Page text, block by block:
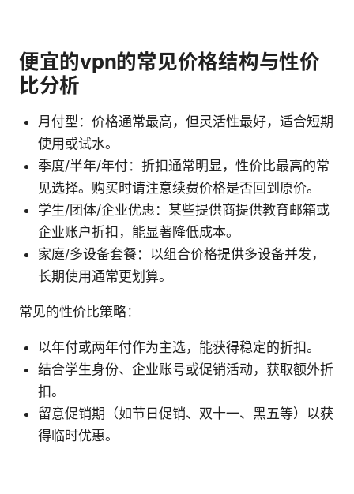
便宜的vpn的常见价格结构与性价
比分析
月付型：价格通常最高，但灵活性最好，适合短期
使用或试水。
季度/半年/年付：折扣通常明显，性价比最高的常
见选择。购买时请注意续费价格是否回到原价。
学生/团体/企业优惠：某些提供商提供教育邮箱或
企业账户折扣，能显著降低成本。
家庭/多设备套餐：以组合价格提供多设备并发，
长期使用通常更划算。
常见的性价比策略：
以年付或两年付作为主选，能获得稳定的折扣。
结合学生身份、企业账号或促销活动，获取额外折
扣。
留意促销期（如节日促销、双十一、黑五等）以获
得临时优惠。